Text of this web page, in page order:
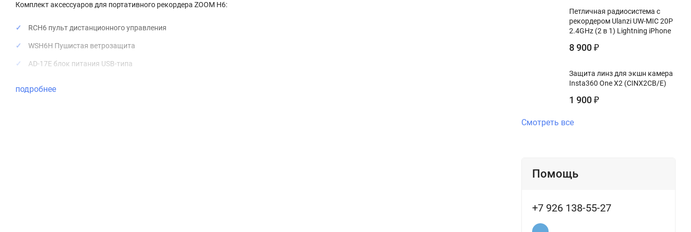
Комплект аксессуаров для портативного рекордера ZOOM H6:
RCH6 пульт дистанционного управления
WSH6H Пушистая ветрозащита
AD-17E блок питания USB-типа
подробнее
Петличная радиосистема с
рекордером Ulanzi UW-MIC 20P
2.4GHz (2 в 1) Lightning iPhone
8 900 ₽
Защита линз для экшн камера
Insta360 One X2 (CINX2CB/E)
1 900 ₽
Смотреть все
Помощь
+7 926 138-55-27